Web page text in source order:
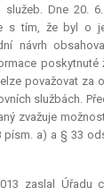
služeb. Dne 20.
s tím, že byl o
návrh
poskytnuté
považovat za
službách.
zvažuje
a) a § 33
zaslal Úřadu